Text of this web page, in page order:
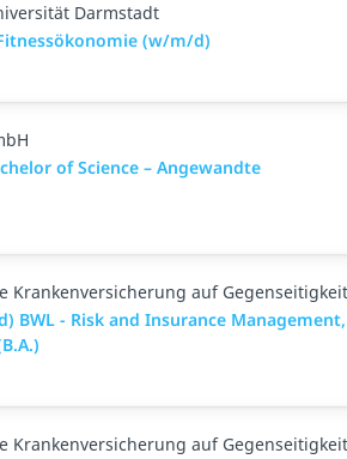
Darmstadt
(w/m/d)
of Science – Angewandte
Krankenversicherung auf Gegenseitigkeit
BWL - Risk and Insurance Management,
Krankenversicherung auf Gegenseitigkeit